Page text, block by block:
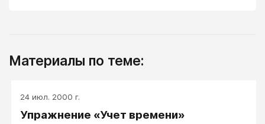
Материалы по теме:
24 июл. 2000 г.
Упражнение «Учет времени»